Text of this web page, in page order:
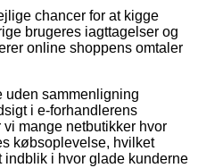
chancer for at kigge
brugeres iagttagelser og
online shoppens omtaler
uden sammenligning
i e-forhandlerens
mange netbutikker hvor
købsoplevelse, hvilket
indblik i hvor glade kunderne